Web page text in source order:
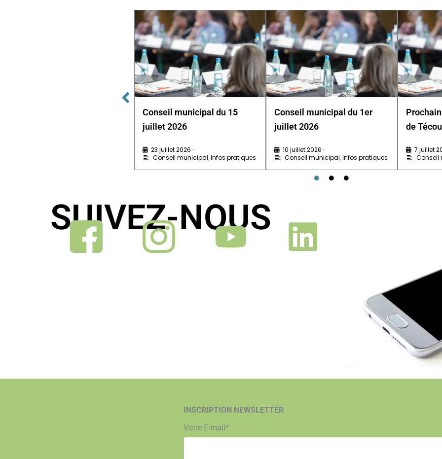
Conseil municipal du 15
juillet 2026
23 juillet 2026 •
Conseil municipal,Infos pratiques
Conseil municipal du 1er
juillet 2026
10 juillet 2026 •
Conseil municipal,Infos pratiques
de Técou
7 juillet
Conseil
SUIVEZ-NOUS
INSCRIPTION NEWSLETTER
Votre E-mail*